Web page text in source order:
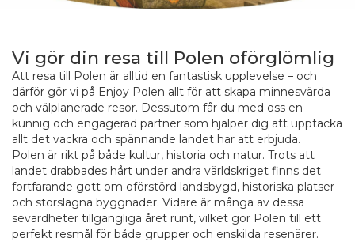
Vi gör din resa till Polen oförglömlig
Att resa till Polen är alltid en fantastisk upplevelse – och
därför gör vi på Enjoy Polen allt för att skapa minnesvärda
och välplanerade resor. Dessutom får du med oss en
kunnig och engagerad partner som hjälper dig att upptäcka
allt det vackra och spännande landet har att erbjuda.
Polen är rikt på både kultur, historia och natur. Trots att
landet drabbades hårt under andra världskriget finns det
fortfarande gott om oförstörd landsbygd, historiska platser
och storslagna byggnader. Vidare är många av dessa
sevärdheter tillgängliga året runt, vilket gör Polen till ett
perfekt resmål för både grupper och enskilda resenärer.